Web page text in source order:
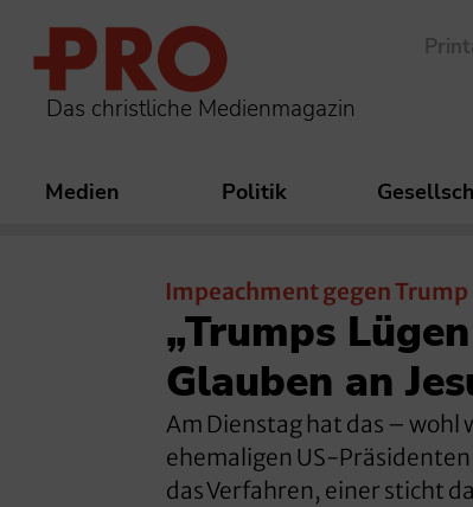
Das christliche Medienmagazin
Medien Politik
Impeachment gegen Trump
„Trumps
Glauben an
Am Dienstag hat das –
ehemaligen US-
das Verfahren, einer sticht